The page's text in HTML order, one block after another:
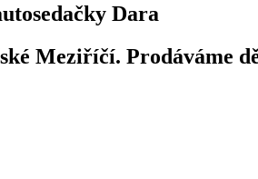
Dara
Meziříčí. Prodáváme